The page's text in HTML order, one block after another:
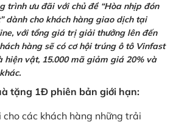
trình ưu đãi với chủ đề “Hòa nhịp đón
dành cho khách hàng giao dịch tại
với tổng giá trị giải thưởng lên đến
hàng sẽ có cơ hội trúng ô tô Vinfast
hiện vật, 15.000 mã giảm giá 20% và
tặng 1Đ phiên bản giới hạn:
các khách hàng những trải